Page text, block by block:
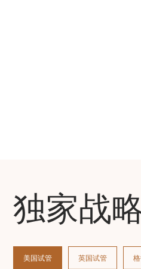
独家战
美国试管 英国试管